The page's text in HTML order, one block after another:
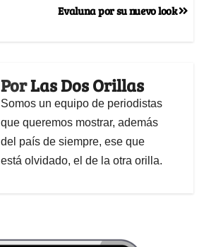
Evaluna por su nuevo look
PorLas Dos Orillas
Somos un equipo de periodistas
que queremos mostrar, además
del país de siempre, ese que
está olvidado, el de la otra orilla.